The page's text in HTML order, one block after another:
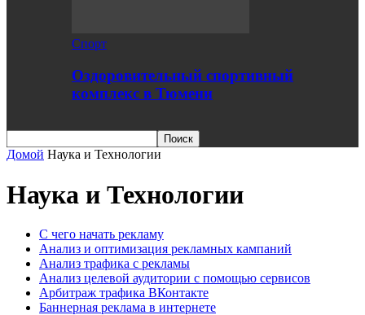
Спорт
Оздоровительный спортивный
комплекс в Тюмени
Домой Наука и Технологии
Наука и Технологии
C чего начать рекламу
Анализ и оптимизация рекламных кампаний
Анализ трафика с рекламы
Анализ целевой аудитории с помощью сервисов
Арбитраж трафика ВКонтакте
Баннерная реклама в интернете